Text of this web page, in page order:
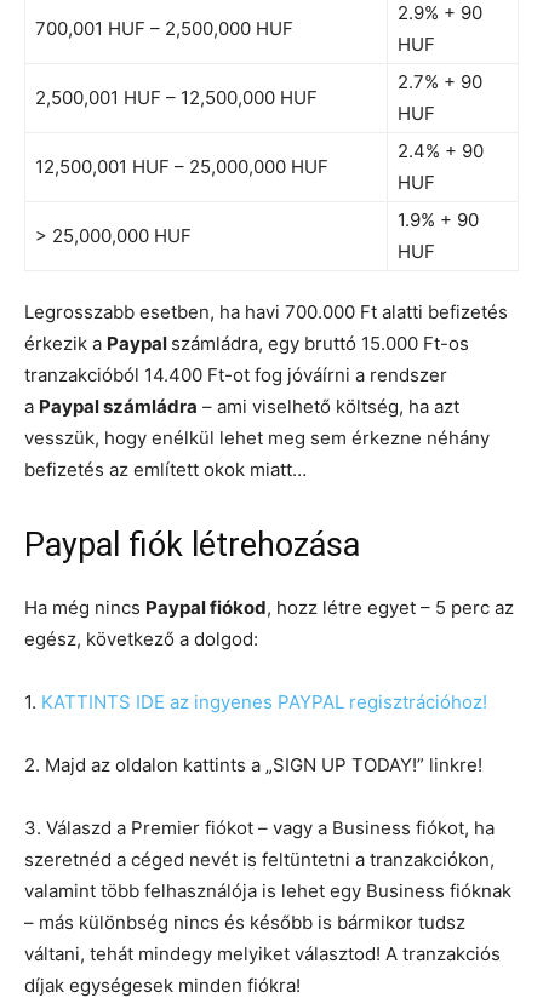
700,001 HUF – 2,500,000 HUF
2.9% + 90
HUF
2,500,001 HUF – 12,500,000 HUF
2.7% + 90
HUF
12,500,001 HUF – 25,000,000 HUF
2.4% + 90
HUF
> 25,000,000 HUF
1.9% + 90
HUF
Legrosszabb esetben, ha havi 700.000 Ft alatti befizetés
érkezik a Paypal számládra, egy bruttó 15.000 Ft-os
tranzakcióból 14.400 Ft-ot fog jóváírni a rendszer
a Paypal számládra – ami viselhető költség, ha azt
vesszük, hogy enélkül lehet meg sem érkezne néhány
befizetés az említett okok miatt…
Paypal fiók létrehozása
Ha még nincs Paypal fiókod, hozz létre egyet – 5 perc az
egész, következő a dolgod:
1. KATTINTS IDE az ingyenes PAYPAL regisztrációhoz!
2. Majd az oldalon kattints a „SIGN UP TODAY!” linkre!
3. Válaszd a Premier fiókot – vagy a Business fiókot, ha
szeretnéd a céged nevét is feltüntetni a tranzakciókon,
valamint több felhasználója is lehet egy Business fióknak
– más különbség nincs és később is bármikor tudsz
váltani, tehát mindegy melyiket választod! A tranzakciós
díjak egységesek minden fiókra!